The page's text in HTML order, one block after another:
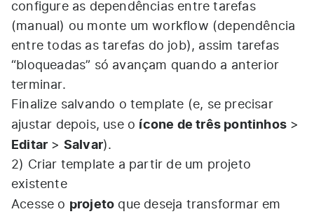
configure as dependências entre tarefas
(manual) ou monte um workflow (dependência
entre todas as tarefas do job), assim tarefas
“bloqueadas” só avançam quando a anterior
terminar.​
Finalize salvando o template (e, se precisar
ajustar depois, use o ícone de três pontinhos >
Editar > Salvar).​
2) Criar template a partir de um projeto
existente
Acesse o projeto que deseja transformar em